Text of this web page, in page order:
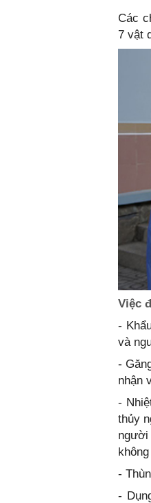
Các
7 vật
Việc
-
và
-
nhận
-
thủy
người
-
-